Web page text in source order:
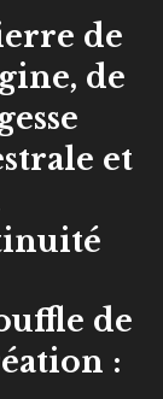
de
de
et
de
: